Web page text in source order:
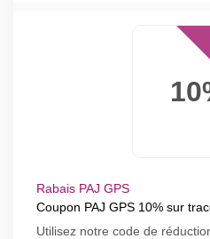
Rabais PAJ GPS
Coupon PAJ GPS 10% sur
Utilisez notre code de